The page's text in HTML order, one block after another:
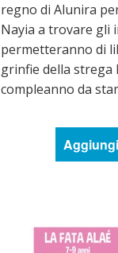
regno di Alunira
Nayia a trovare gli
permetteranno di
grinfie della strega
compleanno da